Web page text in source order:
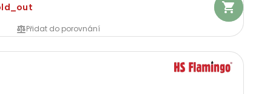
Přidat do porovnání